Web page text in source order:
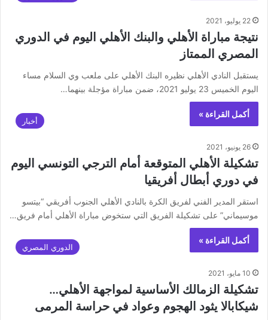
22 يوليو، 2021
نتيجة مباراة الأهلي والبنك الأهلي اليوم في الدوري
المصري الممتاز
يستقبل النادي الأهلي نظيره البنك الأهلي على ملعب وي السلام مساء
اليوم الخميس 23 يوليو 2021، ضمن مباراة مؤجلة بينهما…
أكمل القراءة »
أخبار
26 يونيو، 2021
تشكيلة الأهلي المتوقعة أمام الترجي التونسي اليوم
في دوري أبطال أفريقيا
استقر المدير الفني لفريق الكرة بالنادي الأهلي الجنوب أفريقي “بيتسو
موسيماني” على تشكيلة الفريق التي ستخوض مباراة الأهلي أمام فريق…
أكمل القراءة »
الدوري المصري
10 مايو، 2021
تشكيلة الزمالك الأساسية لمواجهة الأهلي…
شيكابالا يثود الهجوم وعواد في حراسة المرمى